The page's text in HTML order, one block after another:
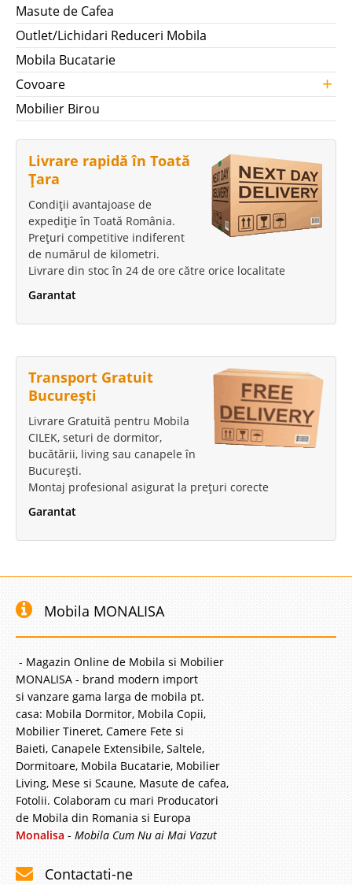
Masute de Cafea
Outlet/Lichidari Reduceri Mobila
Mobila Bucatarie
Covoare
+
Mobilier Birou
Livrare rapidă în Toată
Țara
Condiții avantajoase de
expediție în Toată România.
Prețuri competitive indiferent
de numărul de kilometri.
Livrare din stoc în 24 de ore către orice localitate
Garantat
Transport Gratuit
București
Livrare Gratuită pentru Mobila
CILEK, seturi de dormitor,
bucătării, living sau canapele în
București.
Montaj profesional asigurat la prețuri corecte
Garantat
Mobila MONALISA
- Magazin Online de Mobila si Mobilier
MONALISA - brand modern import
si vanzare gama larga de mobila pt.
casa: Mobila Dormitor, Mobila Copii,
Mobilier Tineret, Camere Fete si
Baieti, Canapele Extensibile, Saltele,
Dormitoare, Mobila Bucatarie, Mobilier
Living, Mese si Scaune, Masute de cafea,
Fotolii. Colaboram cu mari Producatori
de Mobila din Romania si Europa
Monalisa - Mobila Cum Nu ai Mai Vazut
Contactati-ne